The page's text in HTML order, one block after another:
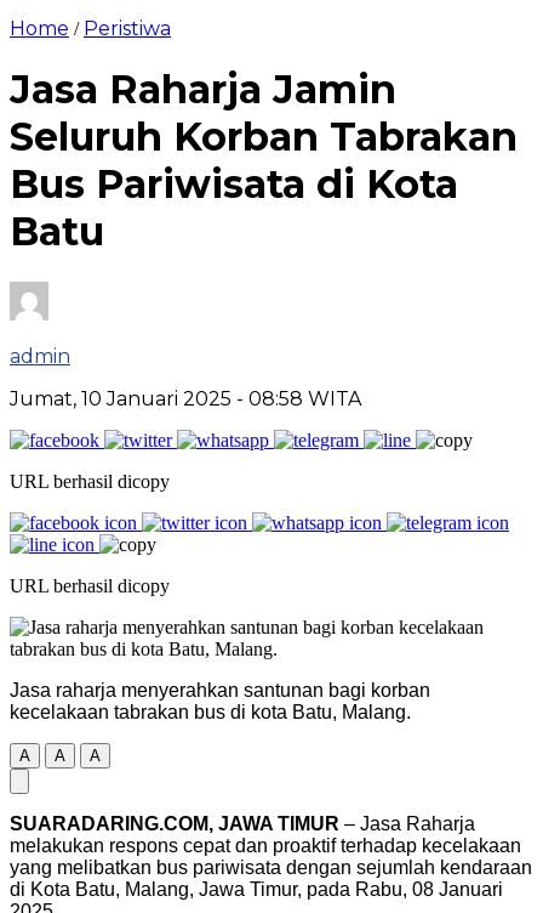
Home / Peristiwa
Jasa Raharja Jamin
Seluruh Korban Tabrakan
Bus Pariwisata di Kota
Batu
admin
Jumat, 10 Januari 2025 - 08:58 WITA
URL berhasil dicopy
URL berhasil dicopy
Jasa raharja menyerahkan santunan bagi korban
kecelakaan tabrakan bus di kota Batu, Malang.
A A A
SUARADARING.COM, JAWA TIMUR – Jasa Raharja
melakukan respons cepat dan proaktif terhadap kecelakaan
yang melibatkan bus pariwisata dengan sejumlah kendaraan
di Kota Batu, Malang, Jawa Timur, pada Rabu, 08 Januari